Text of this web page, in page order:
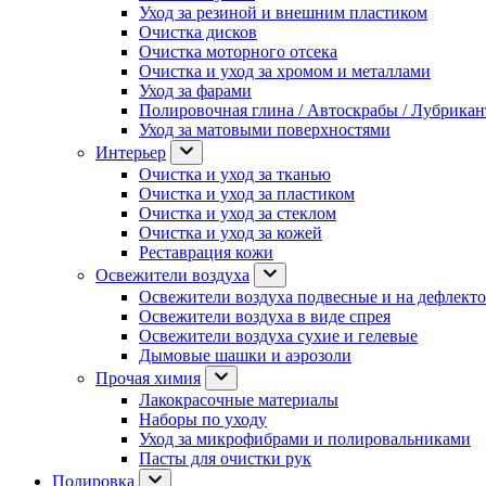
Уход за резиной и внешним пластиком
Очистка дисков
Очистка моторного отсека
Очистка и уход за хромом и металлами
Уход за фарами
Полировочная глина / Автоскрабы /
Уход за матовыми поверхностями
Интерьер
Очистка и уход за тканью
Очистка и уход за пластиком
Очистка и уход за стеклом
Очистка и уход за кожей
Реставрация кожи
Освежители воздуха
Освежители воздуха подвесные и на
Освежители воздуха в виде спрея
Освежители воздуха сухие и гелевые
Дымовые шашки и аэрозоли
Прочая химия
Лакокрасочные материалы
Наборы по уходу
Уход за микрофибрами и полировальниками
Пасты для очистки рук
Полировка